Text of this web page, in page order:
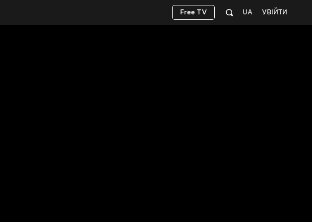
УВІЙТИ
UA
Free TV